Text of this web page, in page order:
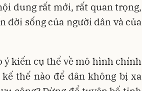
dung rất mới, rất quan trọng,
đời sống của người dân và của
ý kiến cụ thể về mô hình chính
thế nào để dân không bị xa